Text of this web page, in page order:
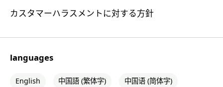
カスタマーハラスメントに対する方針
languages
English 中国語 (繁体字) 中国语 (简体字)